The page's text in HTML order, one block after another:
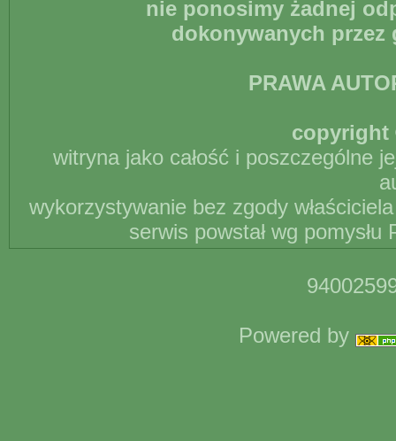
nie ponosimy żadnej
dokonywanych
PRAWA
copyright
witryna jako całość i poszczególne
wykorzystywanie bez zgody
serwis powstał wg
Powered by